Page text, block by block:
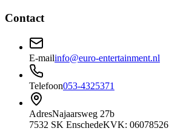
Contact
E-mailinfo@euro-entertainment.nl
Telefoon053-4325371
AdresNajaarsweg 27b
7532 SK EnschedeKVK: 06078526